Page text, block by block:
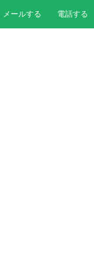
メールする 電話する